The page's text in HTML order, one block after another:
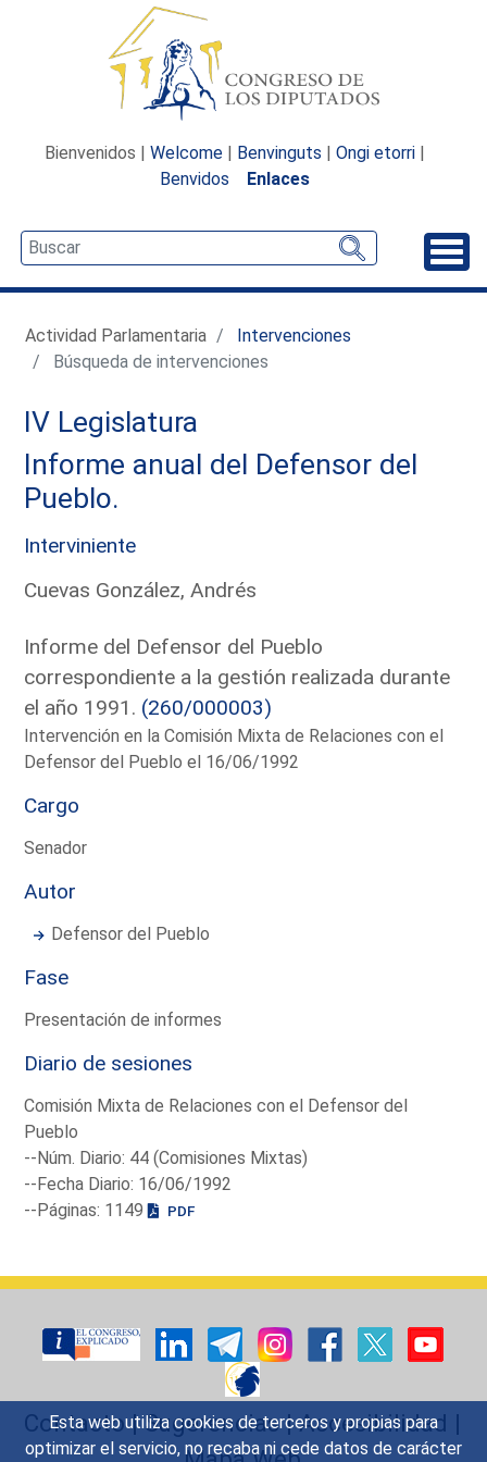
Esta web utiliza cookies de terceros y propias para
optimizar el servicio, no recaba ni cede datos de carácter
Bienvenidos | Welcome | Benvinguts | Ongi etorri |
Benvidos
Enlaces
Actividad Parlamentaria
Intervenciones
Búsqueda de intervenciones
IV Legislatura
Informe anual del Defensor del
Pueblo.
Interviniente
Cuevas González, Andrés
Informe del Defensor del Pueblo
correspondiente a la gestión realizada durante
el año 1991. (260/000003)
Intervención en la Comisión Mixta de Relaciones con el
Defensor del Pueblo el 16/06/1992
Cargo
Senador
Autor
Defensor del Pueblo
Fase
Presentación de informes
Diario de sesiones
Comisión Mixta de Relaciones con el Defensor del
Pueblo
--Núm. Diario: 44 (Comisiones Mixtas)
--Fecha Diario: 16/06/1992
--Páginas: 1149
PDF
Contacto|Sugerencias|Accesibilidad |